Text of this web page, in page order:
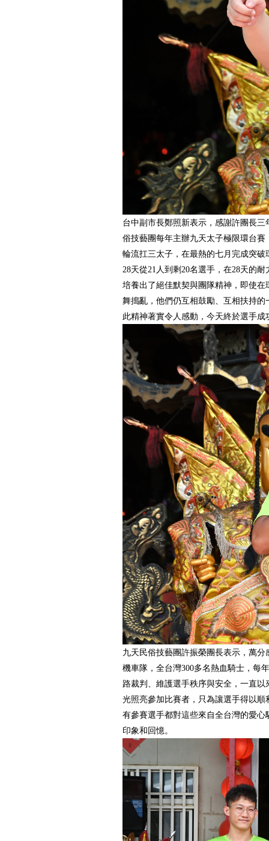
台中副市長鄭照新表示，感謝許團長
俗技藝團每年主辦九天太子極限環台
輪流扛三太子，在最熱的七月完成突
28天從21人到剩20名選手，在28天的
培養出了絕佳默契與團隊精神，即使
舞搗亂，他們仍互相鼓勵、互相扶持
此精神著實令人感動，今天終於選手
九天民俗技藝團許振榮團長表示，萬分
機車隊，全台灣300多名熱血騎士，每
路裁判、維護選手秩序與安全，一直
光照亮參加比賽者，只為讓選手得以
有參賽選手都對這些來自全台灣的愛
印象和回憶。